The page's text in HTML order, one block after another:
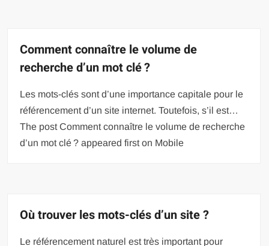
Comment connaître le volume de
recherche d’un mot clé ?
Les mots-clés sont d’une importance capitale pour le
référencement d’un site internet. Toutefois, s’il est…
The post Comment connaître le volume de recherche
d’un mot clé ? appeared first on Mobile
Où trouver les mots-clés d’un site ?
Le référencement naturel est très important pour